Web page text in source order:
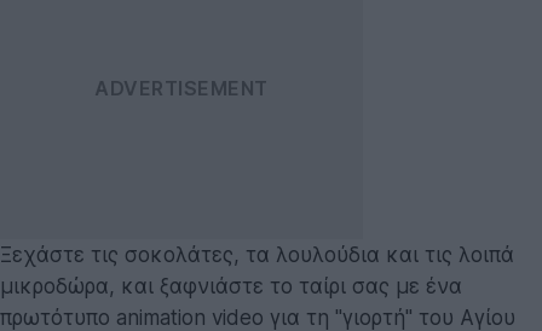
Ξεχάστε τις σοκολάτες, τα λουλούδια και τις λοιπά
μικροδώρα, και ξαφνιάστε το ταίρι σας με ένα
πρωτότυπο animation video για τη "γιορτή" του Αγίου